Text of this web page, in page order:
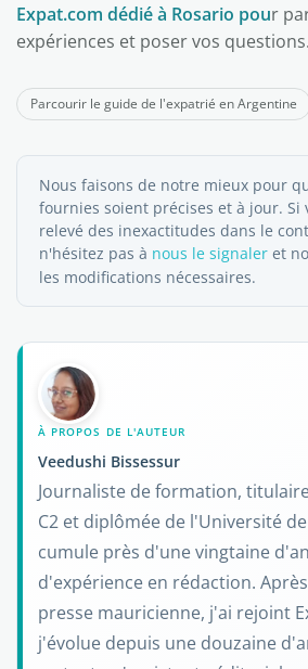
Expat.com dédié à Rosario pour
expériences et poser vos questions.
Parcourir le guide de l'expatrié en Argentine
Nous faisons de notre mieux pour
fournies soient précises et à jour. Si
relevé des inexactitudes dans le
n'hésitez pas à nous le signaler et
les modifications nécessaires.
À PROPOS DE L'AUTEUR
Veedushi Bissessur
Journaliste de formation, titulaire
C2 et diplômée de l'Université
cumule près d'une vingtaine
d'expérience en rédaction.
presse mauricienne, j'ai rejoint
j'évolue depuis une douzaine